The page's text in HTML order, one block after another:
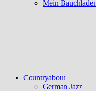
Mein
Countryabout
German Jazz